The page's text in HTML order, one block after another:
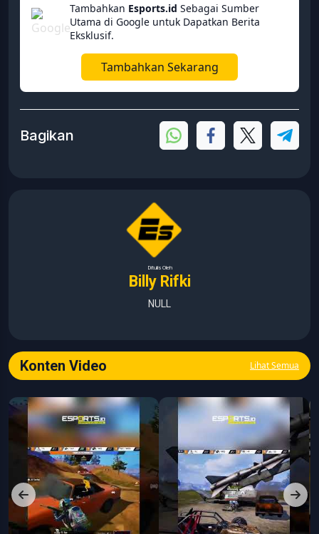
Tambahkan Esports.id Sebagai Sumber
Utama di Google untuk Dapatkan Berita
Eksklusif.
Tambahkan Sekarang
Bagikan
Ditulis Oleh
Billy Rifki
NULL
Konten Video Lihat Semua